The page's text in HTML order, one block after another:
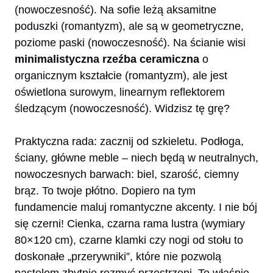
(nowoczesność). Na sofie leżą aksamitne
poduszki (romantyzm), ale są w geometryczne,
poziome paski (nowoczesność). Na ścianie wisi
minimalistyczna rzeźba ceramiczna o
organicznym kształcie (romantyzm), ale jest
oświetlona surowym, linearnym reflektorem
śledzącym (nowoczesność). Widzisz tę grę?
Praktyczna rada: zacznij od szkieletu. Podłoga,
ściany, główne meble – niech będą w neutralnych,
nowoczesnych barwach: biel, szarość, ciemny
brąz. To twoje płótno. Dopiero na tym
fundamencie maluj romantyczne akcenty. I nie bój
się czerni! Cienka, czarna rama lustra (wymiary
80×120 cm), czarne klamki czy nogi od stołu to
doskonałe „przerywniki”, które nie pozwolą